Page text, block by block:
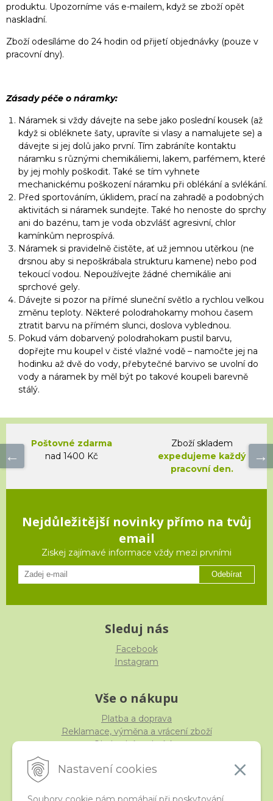
Nastavení cookies
produktu. Upozorníme vás e-mailem, když se zboží opět
naskladní.
Zboží odesíláme do 24 hodin od přijetí objednávky (pouze v
pracovní dny).
Zásady péče o náramky:
Náramek si vždy dávejte na sebe jako poslední kousek (až
když si obléknete šaty, upravíte si vlasy a namalujete se) a
dávejte si jej dolů jako první. Tím zabráníte kontaktu
náramku s různými chemikáliemi, lakem, parfémem, které
by jej mohly poškodit. Také se tím vyhnete
mechanickému poškození náramku při oblékání a svlékání.
Před sportováním, úklidem, prací na zahradě a podobných
aktivitách si náramek sundejte. Také ho nenoste do sprchy
ani do bazénu, tam je voda obzvlášť agresivní, chlor
kamínkům neprospívá.
Náramek si pravidelně čistěte, ať už jemnou utěrkou (ne
drsnou aby si nepoškrábala strukturu kamene) nebo pod
tekoucí vodou. Nepoužívejte žádné chemikálie ani
sprchové gely.
Dávejte si pozor na přímé sluneční světlo a rychlou velkou
změnu teploty. Některé polodrahokamy mohou časem
ztratit barvu na přímém slunci, doslova vyblednou.
Pokud vám dobarvený polodrahokam pustil barvu,
dopřejte mu koupel v čisté vlažné vodě – namočte jej na
hodinku až dvě do vody, přebytečné barvivo se uvolní do
vody a náramek by měl být po takové koupeli barevně
stálý.
Poštovné zdarma
nad 1400 Kč
Zboží skladem
expedujeme každý
pracovní den.
Nejdůležitější novinky přímo na tvůj
email
Ziskej zajímavé informace vždy mezi prvními
Odebírat
Sleduj nás
Facebook
Instagram
Vše o nákupu
Platba a doprava
Reklamace, výměna a vrácení zboží
Obchodní podmínky